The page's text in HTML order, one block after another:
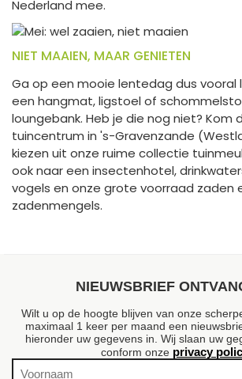
Nederland mee.
NIET MAAIEN, MAAR GENIETEN
Ga op een mooie lentedag dus vooral
een hangmat, ligstoel of
loungebank. Heb je die nog niet? Kom
tuincentrum in 's-Gravenzande
kiezen uit onze ruime collectie
ook naar een insectenhotel,
vogels en onze grote voorraad zaden
zadenmengels.
NIEUWSBRIEF
Wilt u op de hoogte blijven van onze
maximaal 1 keer per maand een
hieronder uw gegevens in. Wij slaan uw
conform onze privacy